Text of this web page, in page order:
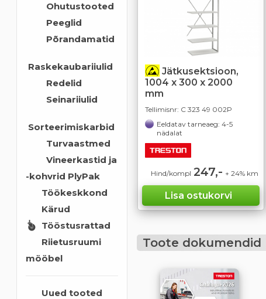
Ohutustooted
Peeglid
Põrandamatid
Raskekaubariiulid
Redelid
Seinariiulid
Sorteerimiskarbid
Turvaastmed
Vineerkastid ja
-kohvrid PlyPak
Töökeskkond
Kärud
Tööstusrattad
Riietusruumi
mööbel
Uued tooted
Jätkusektsioon,
1004 x 300 x 2000
mm
Tellimisnr: C 323 49 002P
Eeldatav tarneaeg: 4-5
nädalat
Hind/kompl 247,- + 24% km
Toote dokumendid